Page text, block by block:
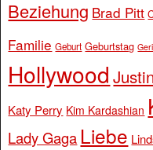
Beziehung Brad Pitt
Familie Geburt Geburtstag
Hollywood
Katy Perry Kim Kardashian
Lady Gaga Liebe